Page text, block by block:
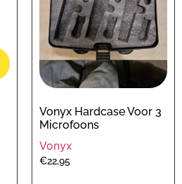
Vonyx Hardcase Voor 3
Microfoons
Vonyx
€22,95